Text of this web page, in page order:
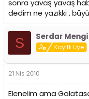
sonra yavaş yavaş
dedim ne yazıkki ,
S Serdar Mengi
Kayıtlı Üye
21 Nis 2010
Elenelim ama